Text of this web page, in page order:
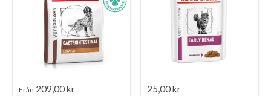
Rea-
Från 209,00 kr
Rea-
25,00 kr